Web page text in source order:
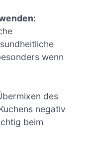
wenn
des
negativ
beim